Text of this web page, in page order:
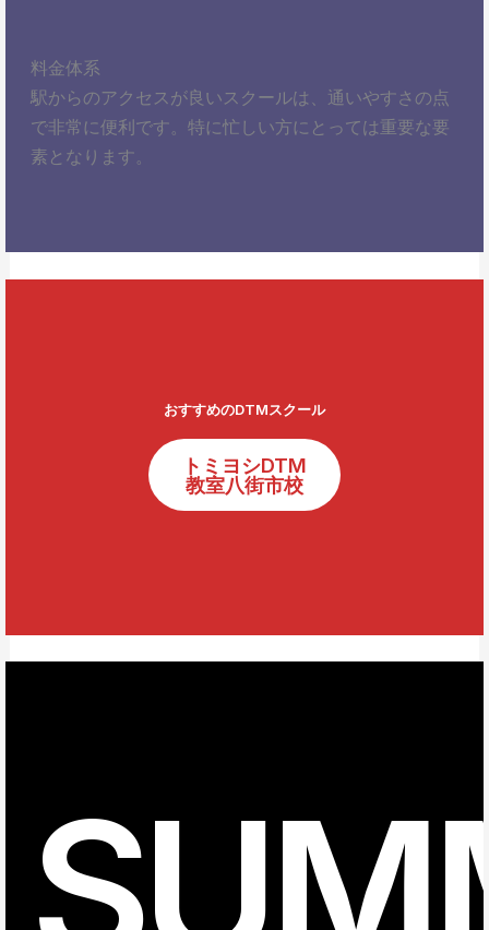
料金体系
駅からのアクセスが良いスクールは、通いやすさの点
で非常に便利です。特に忙しい方にとっては重要な要
素となります。
おすすめのDTMスクール
トミヨシDTM
教室八街市校